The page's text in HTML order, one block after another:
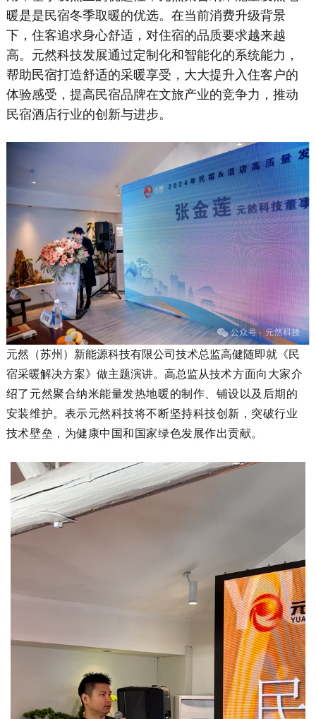
暖是是民宿冬季取暖的优选。在当前消费升级背景
下，住客追求身心舒适，对住宿的品质要求越来越
高。元然科技发展通过定制化和智能化的系统能力，
帮助民宿打造舒适的采暖享受，大大提升入住客户的
体验感受，提高民宿品牌在文旅产业的竞争力，推动
民宿酒店行业的创新与进步。
元然（苏州）新能源科技有限公司技术总监高健随即就《民
宿采暖解决方案》做主题演讲。高总监从技术方面向大家介
绍了元然聚合纳米能量发热地暖的制作、铺设以及后期的
安装维护。表示元然科技将不断坚持科技创新，突破行业
技术壁垒，为健康中国和国家绿色发展作出贡献。